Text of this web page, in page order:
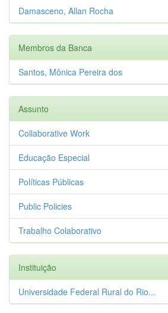
Damasceno, Allan Rocha
Membros da Banca
Santos, Mônica Pereira dos
Assunto
Collaborative Work
Educação Especial
Políticas Públicas
Public Policies
Trabalho Colaborativo
Instituição
Universidade Federal Rural do Rio...